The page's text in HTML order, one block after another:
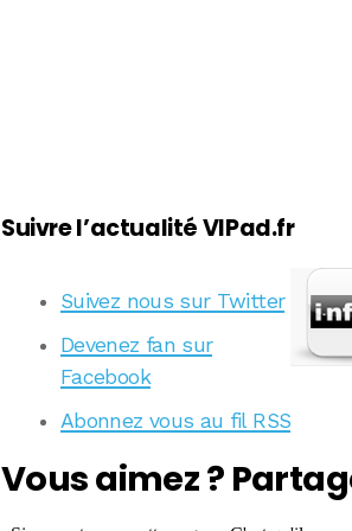
Suivre l’actualité VIPad.fr
Suivez nous sur Twitter
Devenez fan sur
Facebook
Abonnez vous au fil RSS
Vous aimez ?